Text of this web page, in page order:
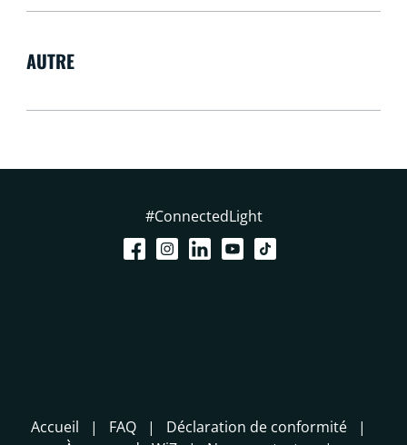
AUTRE
#ConnectedLight
Accueil FAQ
Déclaration de conformité